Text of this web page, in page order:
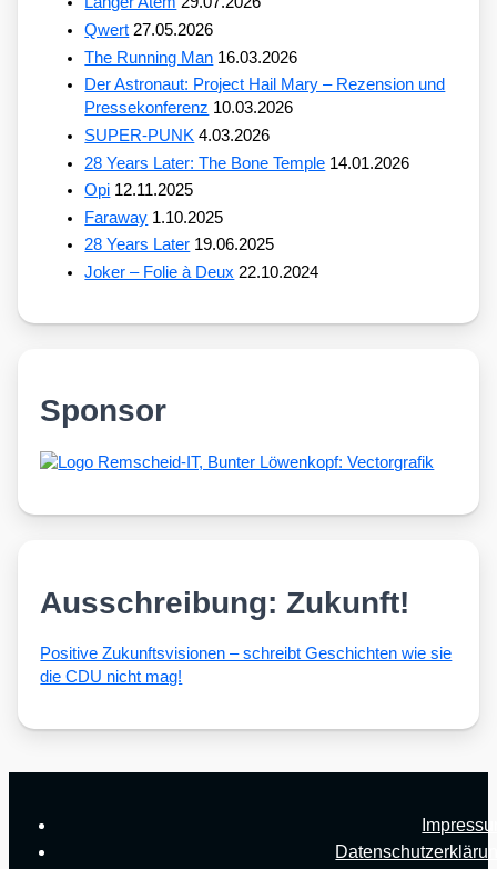
Qwert 27.05.2026
The Running Man 16.03.2026
Der Astronaut: Project Hail Mary – Rezension und
Pressekonferenz 10.03.2026
SUPER-PUNK 4.03.2026
28 Years Later: The Bone Temple 14.01.2026
Opi 12.11.2025
Faraway 1.10.2025
28 Years Later 19.06.2025
Joker – Folie à Deux 22.10.2024
Sponsor
Ausschreibung: Zukunft!
Posi­ti­ve Zukunfts­vi­sio­nen – schreibt Geschich­ten wie sie
die CDU nicht mag!